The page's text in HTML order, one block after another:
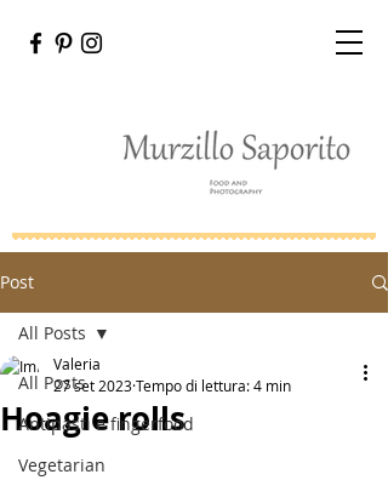
Post
All Posts
Antipasti e fingerfood
Vegetarian
All Posts
Hoagie rolls
Valeria
27 set 2023Tempo di lettura: 4 min